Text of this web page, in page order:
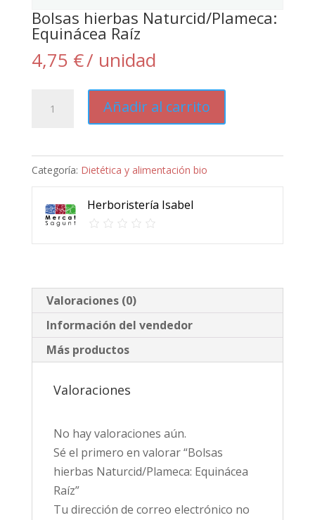
Bolsas hierbas Naturcid/Plameca:
Equinácea Raíz
4,75 €/ unidad
hierbas
Equinácea
Raíz
Añadir al carrito
Categoría: Dietética y alimentación bio
Herboristería Isabel
Valoraciones (0)
Información del vendedor
Más productos
Valoraciones
No hay valoraciones aún.
Sé el primero en valorar “Bolsas
hierbas Naturcid/Plameca: Equinácea
Raíz”
Tu dirección de correo electrónico no